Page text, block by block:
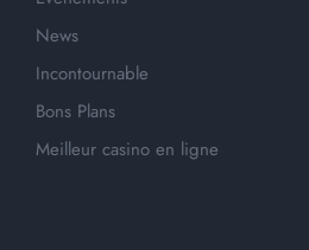
News
Incontournable
Bons Plans
Meilleur casino en ligne